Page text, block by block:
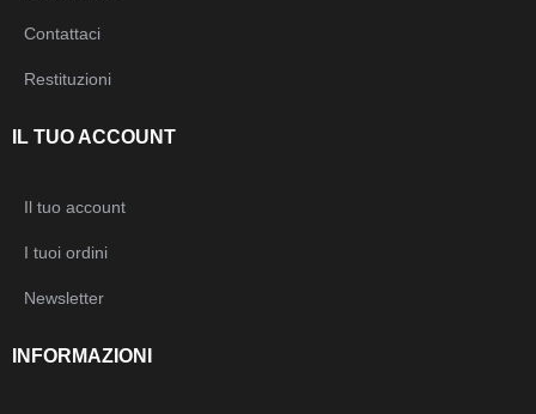
Contattaci
Restituzioni
IL TUO ACCOUNT
Il tuo account
I tuoi ordini
Newsletter
INFORMAZIONI